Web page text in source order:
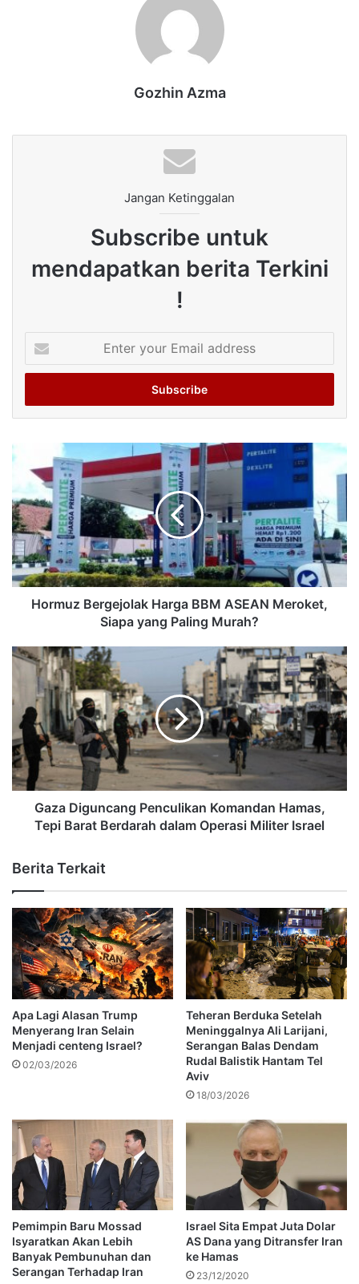
Gozhin Azma
Jangan Ketinggalan
Subscribe untuk
mendapatkan berita Terkini
!
your
Email
Hormuz Bergejolak Harga BBM ASEAN Meroket,
Siapa yang Paling Murah?
Gaza Diguncang Penculikan Komandan Hamas,
Tepi Barat Berdarah dalam Operasi Militer Israel
Berita Terkait
Apa Lagi Alasan Trump
Menyerang Iran Selain
Menjadi centeng Israel?
02/03/2026
Teheran Berduka Setelah
Meninggalnya Ali Larijani,
Serangan Balas Dendam
Rudal Balistik Hantam Tel
Aviv
18/03/2026
Pemimpin Baru Mossad
Isyaratkan Akan Lebih
Banyak Pembunuhan dan
Serangan Terhadap Iran
Israel Sita Empat Juta Dolar
AS Dana yang Ditransfer Iran
ke Hamas
23/12/2020